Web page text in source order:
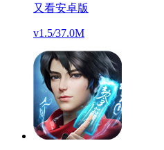
又看安卓版
v1.5/37.0M